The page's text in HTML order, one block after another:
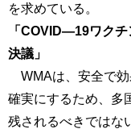
を求めている。
「COVID―19ワク
決議」
WMAは、安全で効
確実にするため、多
残されるべきではな